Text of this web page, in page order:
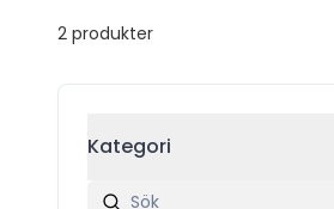
2 produkter
Kategori